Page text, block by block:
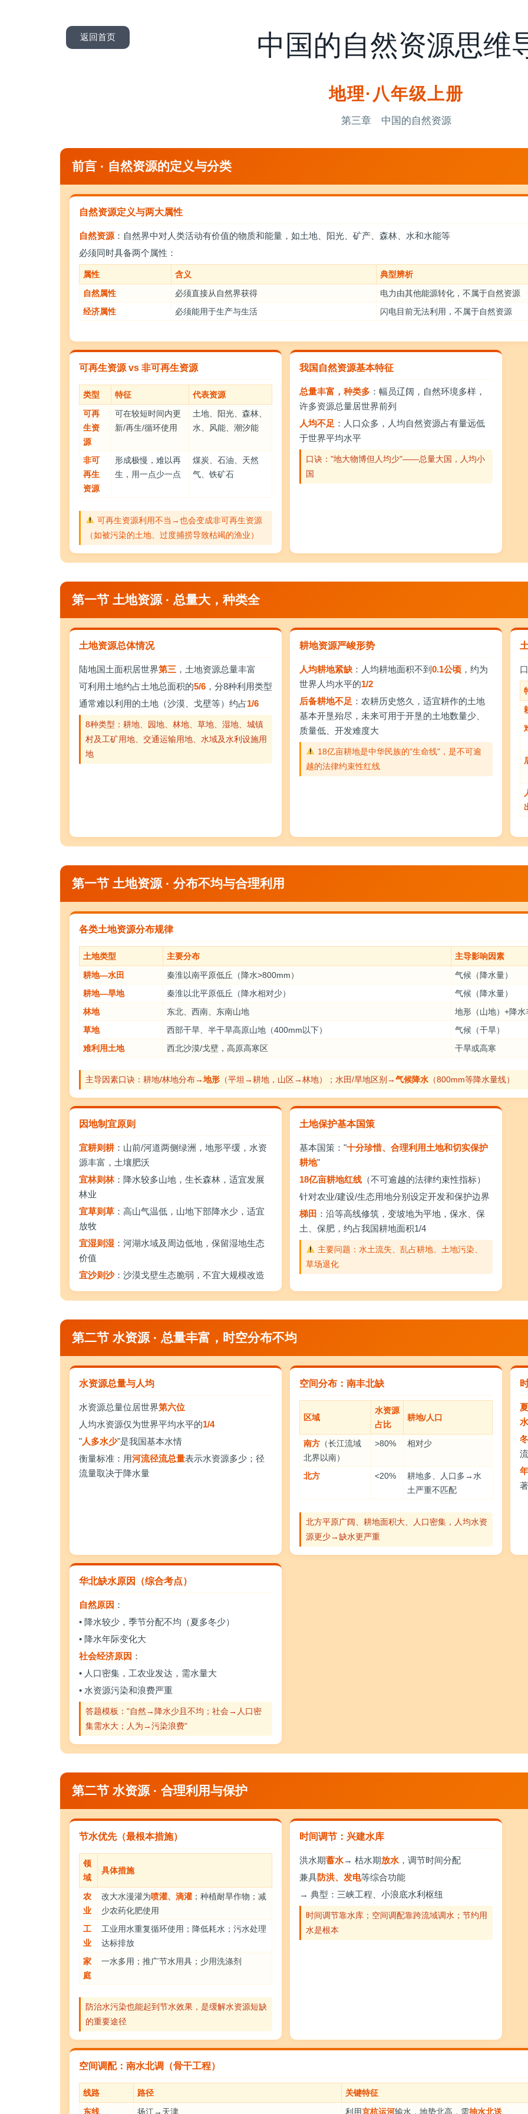
返回首页 中国的自然资源思维
地理·八年级上册
第三章 中国的自然资源
前言 · 自然资源的定义与分类
自然资源定义与两大属性
自然资源 ：自然界中对人类活动有价值的物质和能量，如土地、阳光、矿产、森林、水和水能等
必须同时具备两个属性：
属性 含义
典型辨析
自然属性
必须直接从自然界获得
电力由其他能源转化，不属于自然资源
经济属性
必须能用于生产与生活 闪电目前无法利用，不属于自然资源
可再生资源 vs 非可再生资源
类型 特征
代表资源
可再
生资
源
可在较短时间内更
新/再生/循环使用
土地、阳光、森林、
水、风能、潮汐能
非可
再生
资源
形成极慢，难以再
生，用一点少一点
煤炭、石油、天然
气、铁矿石
可再生资源利用不当→也会变成非可再生资源
（如被污染的土地、过度捕捞导致枯竭的渔业）
我国自然资源基本特征
总量丰富，种类多 ：幅员辽阔，自然环境多样，
许多资源总量居世界前列
人均不足 ：人口众多，人均自然资源占有量远低
于世界平均水平
口诀："地大物博但人均少"——总量大国，人均小
国
第一节 土地资源 · 总量大，种类全
土地资源总体情况
陆地国土面积居世界第三 ，土地资源总量丰富
可利用土地约占土地总面积的5/6 ，分8种利用类型
通常难以利用的土地（沙漠、戈壁等）约占1/6
8种类型：耕地、园地、林地、草地、湿地、城镇
村及工矿用地、交通运输用地、水域及水利设施用
地
耕地资源严峻形势
人均耕地紧缺 ：人均耕地面积不到 0.1公顷 ，约为
世界人均水平的1/2
后备耕地不足 ：农耕历史悠久，适宜耕作的土地
基本开垦殆尽，未来可用于开垦的土地数量少、
质量低、开发难度大
18亿亩耕地是中华民族的"生命线"，是不可逾
越的法律约束性红线
第一节 土地资源 · 分布不均与合理利用
各类土地资源分布规律
土地类型 主要分布
主导影响因素
耕地—水田
秦淮以南平原低丘（降水>800mm）
气候（降水量）
耕地—旱地
秦淮以北平原低丘（降水相对少）
气候（降水量）
林地
东北、西南、东南山地
地形（山地）+降水
草地
西部干旱、半干旱高原山地（400mm以下）
气候（干旱）
难利用土地
西北沙漠/戈壁，高原高寒区 干旱或高寒
主导因素口诀：耕地/林地分布→地形 （平坦→耕地，山区→林地）；水田/旱地区别→气候降水（800mm等降水量线）
因地制宜原则
宜耕则耕 ：山前/河道两侧绿洲，地形平缓，水资
源丰富，土壤肥沃
宜林则林：降水较多山地，生长森林，适宜发展
林业
宜草则草 ：高山气温低，山地下部降水少，适宜
放牧
宜湿则湿 ：河湖水域及周边低地，保留湿地生态
价值
宜沙则沙：沙漠戈壁生态脆弱，不宜大规模改造
土地保护基本国策
基本国策："十分珍惜、合理利用土地和切实保护
耕地"
18亿亩耕地红线 （不可逾越的法律约束性指标）
针对农业/建设/生态用地分别设定开发和保护边界
梯田 ：沿等高线修筑，变坡地为平地，保水、保
土、保肥，约占我国耕地面积1/4
主要问题：水土流失、乱占耕地、土地污染、
草场退化
第二节 水资源 · 总量丰富，时空分布不均
水资源总量与人均
水资源总量位居世界第六位
人均水资源仅为世界平均水平的1/4
"人多水少"是我国基本水情
衡量标准：用河流径流总量表示水资源多少；径
流量取决于降水量
空间分布：南丰北缺
区域
水资源
占比
耕地/人口
南方 （长江流域
北界以南）
>80% 相对少
北方 <20%
耕地多、人口多→水
土严重不匹配
北方平原广阔、耕地面积大、人口密集，人均水资
源更少→缺水更严重
华北缺水原因（综合考点）
自然原因 ：
• 降水较少，季节分配不均（夏多冬少）
• 降水年际变化大
社会经济原因 ：
• 人口密集，工农业发达，需水量大
• 水资源污染和浪费严重
答题模板："自然→降水少且不均；社会→人口密
集需水大；人为→污染浪费"
第二节 水资源 · 合理利用与保护
节水优先（最根本措施）
领
域
具体措施
农
业
改大水漫灌为喷灌、滴灌 ；种植耐旱作物；减
少农药化肥使用
工
业
工业用水重复循环使用；降低耗水；污水处理
达标排放
家
庭
一水多用；推广节水用具；少用洗涤剂
防治水污染也能起到节水效果，是缓解水资源短缺
的重要途径
时间调节：兴建水库
洪水期蓄水→ 枯水期放水 ，调节时间分配
兼具防洪、发电等综合功能
→ 典型：三峡工程、小浪底水利枢纽
时间调节靠水库；空间调配靠跨流域调水；节约用
水是根本
空间调配：南水北调（骨干工程）
线路 路径
关键特征
东线
扬江→天津 利用京杭运河输水，地势北高，需抽水北送